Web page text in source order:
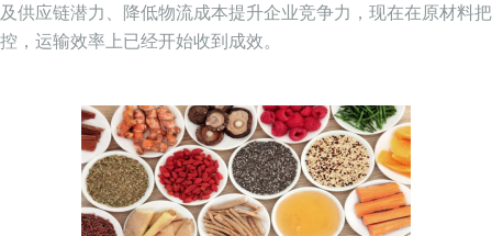
及供应链潜力、降低物流成本提升企业竞争力，现在在原材料把
控，运输效率上已经开始收到成效。